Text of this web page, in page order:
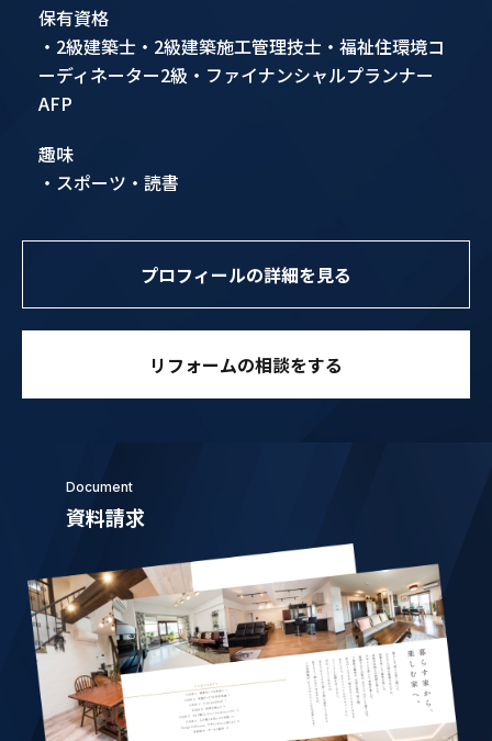
保有資格
・2級建築士・2級建築施工管理技士・福祉住環境コ
ーディネーター2級・ファイナンシャルプランナー
AFP
趣味
・スポーツ・読書
プロフィールの詳細を見る
リフォームの相談をする
Document
資料請求